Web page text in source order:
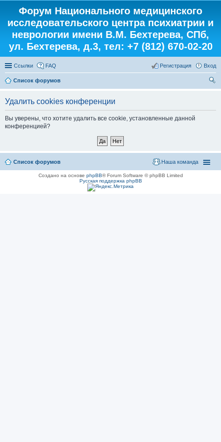
Форум Национального медицинского
исследовательского центра психиатрии и
неврологии имени В.М. Бехтерева, СПб,
ул. Бехтерева, д.3, тел: +7 (812) 670-02-20
Ссылки FAQ Вход
Регистрация
Список форумов
Удалить cookies конференции
Вы уверены, что хотите удалить все cookie, установленные данной
конференцией?
Список форумов Наша команда
Создано на основе phpBB® Forum Software © phpBB Limited
Русская поддержка phpBB